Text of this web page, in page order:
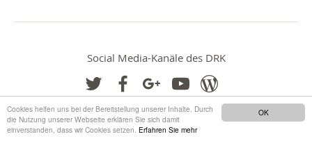
OK
Cookies helfen uns bei der Bereitstellung unserer Inhalte. Durch
die Nutzung unserer Webseite erklären Sie sich damit
einverstanden, dass wir Cookies setzen. Erfahren Sie mehr
Social Media-Kanäle des DRK